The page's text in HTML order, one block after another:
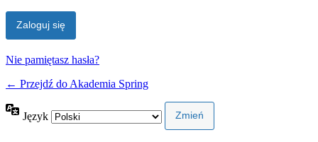
Nie pamiętasz hasła?
← Przejdź do Akademia Spring
Język